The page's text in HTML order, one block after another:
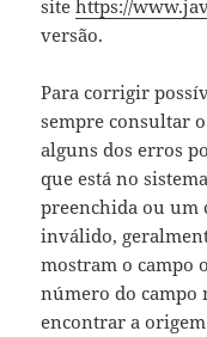
sitehttps://
versão.
Para corrigir
sempre consultar
alguns dos erros
que está no
preenchida ou um
inválido,
mostram o campo
número do campo
encontrar a